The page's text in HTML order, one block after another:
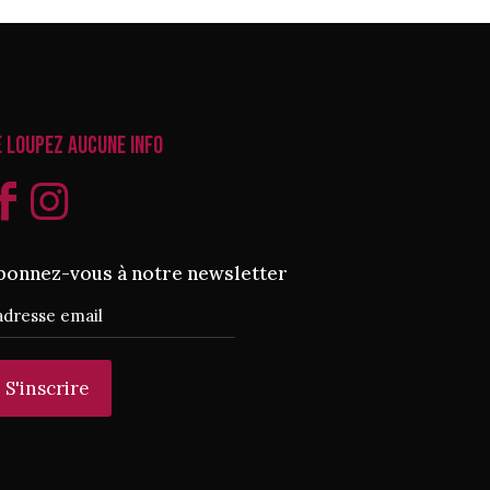
loupez aucune info
vous à notre newsletter